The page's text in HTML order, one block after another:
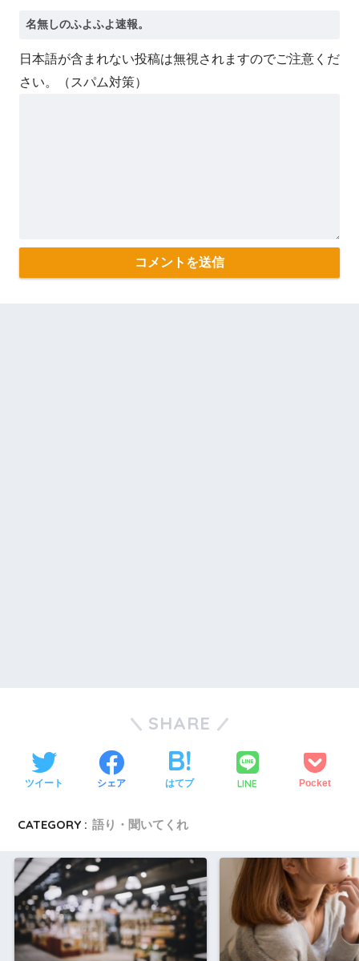
日本語が含まれない投稿は無視されますのでご注意くだ
さい。（スパム対策）
SHARE
ツイート シェア はてブ LINE Pocket
CATEGORY : 語り・聞いてくれ